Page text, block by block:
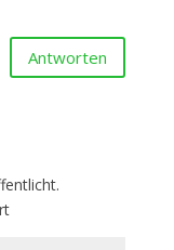
Antworten